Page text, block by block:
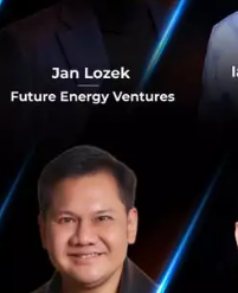
โอกาสถูก
ใช้การ
มายได้รับ
นหรือให้
วทางคาน
ล่าช้ากว่า
สั่งพิเศษสั่ง
สภาคองเก